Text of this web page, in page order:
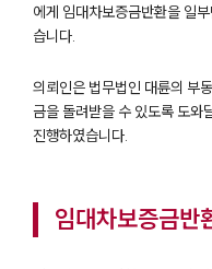
글로
고
에게 임대차보증금반환을 일
습니다.
의뢰인은 법무법인 대륜의 부
금을 돌려받을 수 있도록 도와
진행하였습니다.
임대차보증금반